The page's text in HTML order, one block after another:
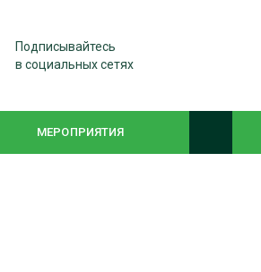
Подписывайтесь
в социальных сетях
МЕРОПРИЯТИЯ